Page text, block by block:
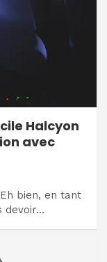
Halcyon
avec
bien, en tant
devoir…